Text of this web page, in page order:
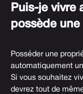
Puis-je vivre
possède une
Posséder une
automatiquement
Si vous souhaitez
devrez tout de